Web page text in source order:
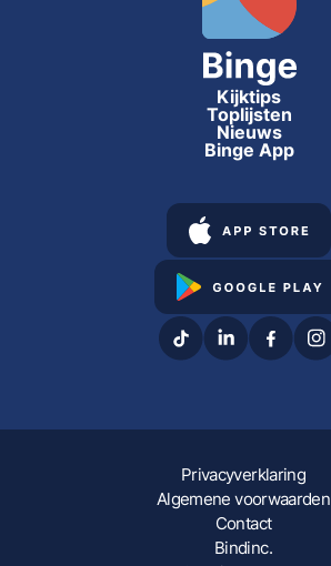
Kijktips
Toplijsten
Nieuws
Binge App
Privacyverklaring
Algemene voorwaarden
Contact
Bindinc.